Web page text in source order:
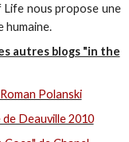
Life nous propose une
humaine.
autres blogs "in the
Polanski
Deauville 2010